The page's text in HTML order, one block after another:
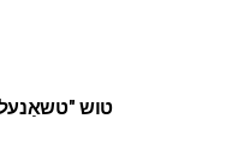
טוש "טשאַנעל",